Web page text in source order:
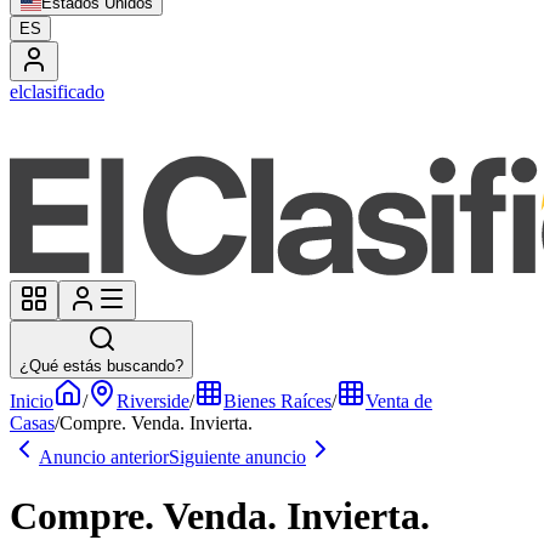
ES
elclasificado
¿Qué estás buscando?
Inicio / Riverside/ Bienes Raíces/
Venta de
Casas/Compre. Venda. Invierta.
Anuncio anteriorSiguiente anuncio
Compre. Venda. Invierta.